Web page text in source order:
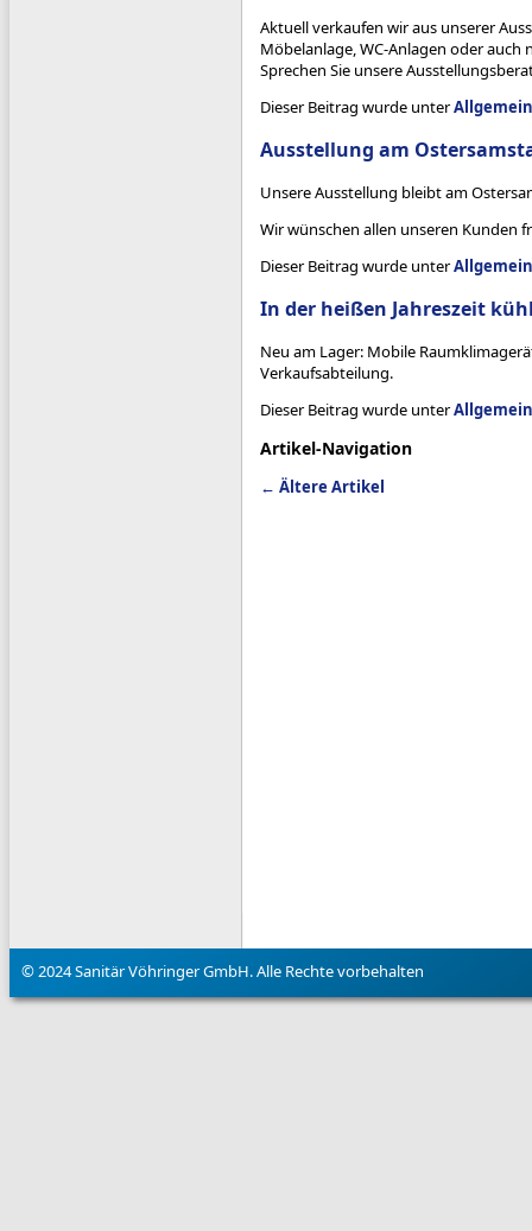
Aktuell verkaufen wir aus unserer
Möbelanlage, WC-Anlagen oder
Sprechen Sie unsere
Dieser Beitrag wurde unterAllgemein
Ausstellung am
Unsere Ausstellung bleibt am
Wir wünschen allen unseren Kunden
Dieser Beitrag wurde unterAllgemein
In der heißen Jahreszeit
Neu am Lager: Mobile
Verkaufsabteilung.
Dieser Beitrag wurde unterAllgemein
Artikel-Navigation
← Ältere Artikel
© 2024 Sanitär Vöhringer GmbH. Alle Rechte vorbehalten